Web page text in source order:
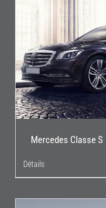
Mercedes Classe S
Détails